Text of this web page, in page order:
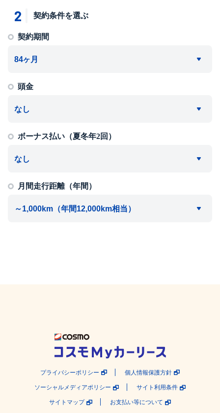
2 契約条件を選ぶ
契約期間
頭金
ボーナス払い（夏冬年2回）
月間走行距離（年間）
プライバシーポリシー 個人情報保護方針
ソーシャルメディアポリシー サイト利用条件
サイトマップ お支払い等について